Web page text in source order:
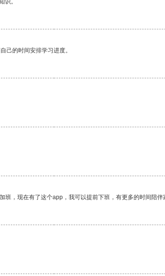
识。
己的时间安排学习进度。
，现在有了这个app，我可以提前下班，有更多的时间陪伴